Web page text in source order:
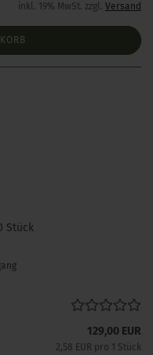
inkl. 19% MwSt. zzgl. Versand
Stück
129,00 EUR
2,58 EUR pro 1 Stück